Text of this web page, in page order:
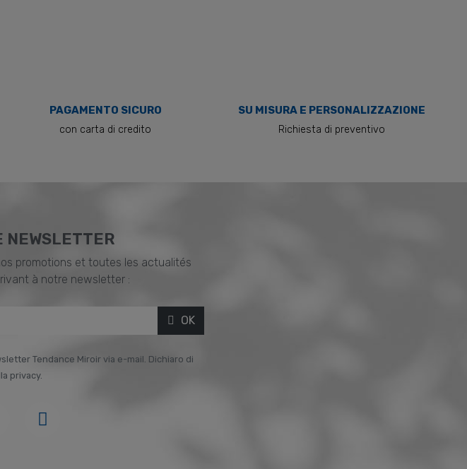
PAGAMENTO SICURO
con carta di credito
SU MISURA E PERSONALIZZAZIONE
Richiesta di preventivo
NEWSLETTER
promotions et toutes les actualités
à notre newsletter :
OK
Tendance Miroir via e-mail. Dichiaro di
privacy.